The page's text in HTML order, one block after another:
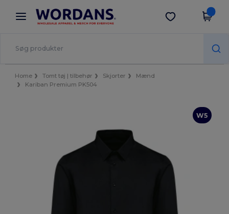
× Wordans-app
Bedre priser i appen!
Hent app
Home Tomt tøj | tilbehør Skjorter
Mænd
Kariban Premium PK504
W5